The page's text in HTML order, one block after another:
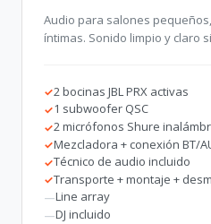
Audio para salones
íntimas. Sonido limpio y claro
✓2 bocinas JBL PRX activas
✓1 subwoofer QSC
✓2 micrófonos Shure
✓Mezcladora + conexión BT/
✓Técnico de audio incluido
✓Transporte + montaje +
—Line array
—DJ incluido